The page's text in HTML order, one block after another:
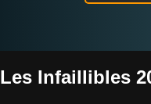
Les Infaillibles